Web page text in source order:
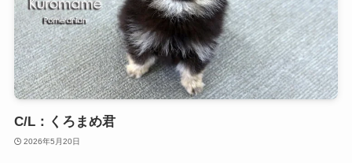
C/L：くろまめ君
2026年5月20日